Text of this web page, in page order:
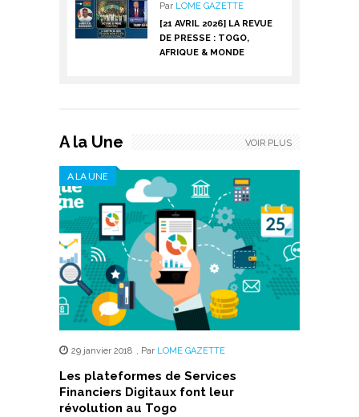
Par LOME GAZETTE
[21 AVRIL 2026] LA REVUE
DE PRESSE : TOGO,
AFRIQUE & MONDE
A la Une
A LA UNE
29 janvier 2018 , Par LOME GAZETTE
Les plateformes de Services
Financiers Digitaux font leur
révolution au Togo
VOIR PLUS